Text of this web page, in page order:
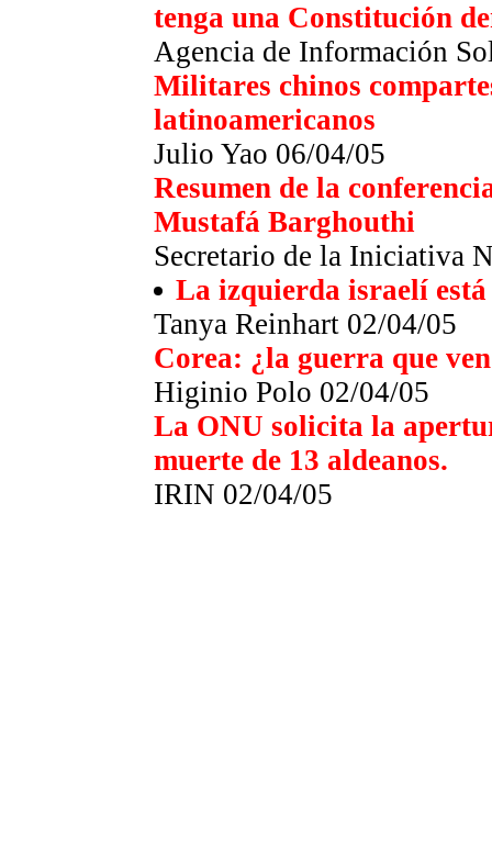
tenga una Constitución
Agencia de Información
Militares chinos
latinoamericanos
Julio Yao 06/04/05
Resumen de la
Mustafá Barghouthi
Secretario de la Iniciativa
La izquierda israelí
Tanya Reinhart 02/04/05
Corea: ¿la guerra que
Higinio Polo 02/04/05
La ONU solicita la
muerte de 13 aldeanos.
IRIN 02/04/05